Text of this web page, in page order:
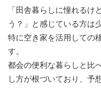
「田舎暮らしに憧れるけ
う？」と感じている方は
特に空き家を活用しての
す。
都会の便利な暮らしと比
し方が根づいており、予